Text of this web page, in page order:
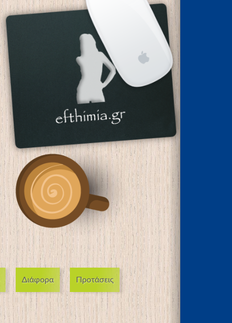
Διάφορα Προτάσεις